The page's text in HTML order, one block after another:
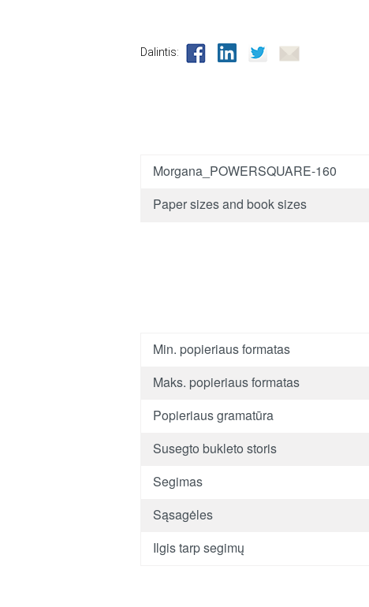
Dalintis:
Morgana_POWERSQUARE-160
Paper sizes and book sizes
Min. popieriaus formatas
Maks. popieriaus formatas
Popieriaus gramatūra
Susegto bukleto storis
Segimas
Sąsagėles
Ilgis tarp segimų